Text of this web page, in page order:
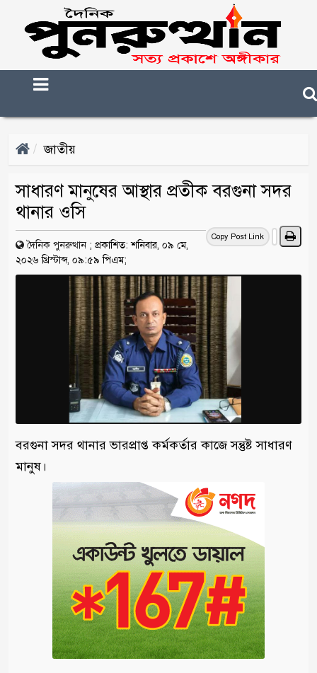
জাতীয়
সাধারণ মানুষের আস্থার প্রতীক বরগুনা সদর
থানার ওসি
Copy Post Link
দৈনিক পুনরুত্থান ; প্রকাশিত: শনিবার, ০৯ মে,
২০২৬ খ্রিস্টাব্দ, ০৯:৫৯ পিএম;
বরগুনা সদর থানার ভারপ্রাপ্ত কর্মকর্তার কাজে সন্তুষ্ট সাধারণ
মানুষ।